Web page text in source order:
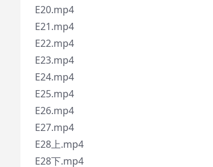
E20.mp4
E21.mp4
E22.mp4
E23.mp4
E24.mp4
E25.mp4
E26.mp4
E27.mp4
E28上.mp4
E28下.mp4